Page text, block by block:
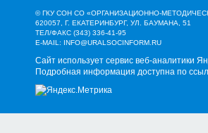
© ГКУ СОН СО «ОРГАНИЗАЦИОННО-
620057, Г. ЕКАТЕРИНБУРГ, УЛ. БАУМАНА, 51
ТЕЛ/ФАКС (343) 336-41-95
E-MAIL: INFO@URALSOCINFORM.RU
Сайт использует сервис веб-аналитики
Подробная информация доступна по